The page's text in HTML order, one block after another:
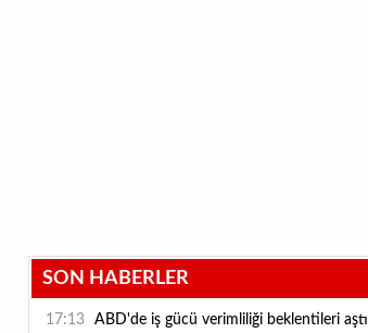
SON HABERLER
17:13 ABD'de iş gücü verimliliği beklentileri aştı